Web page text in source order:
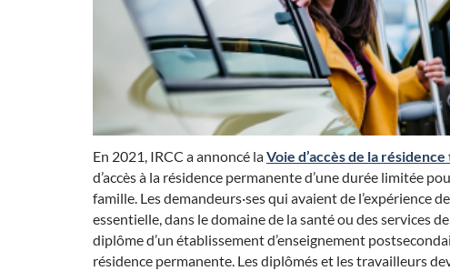
En 2021, IRCC a annoncé laVoie d’accès de la
d’accès à la résidence permanente d’une durée limitée
famille. Les demandeurs·ses qui avaient de l’expérience
essentielle, dans le domaine de la santé ou des services
diplôme d’un établissement d’enseignement
résidence permanente. Les diplômés et les travailleurs